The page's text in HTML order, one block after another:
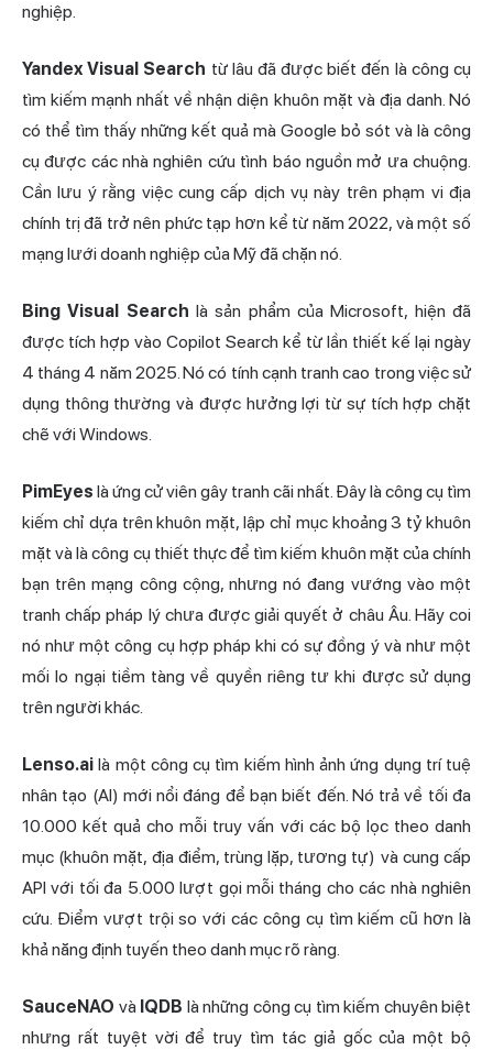
nghiệp.
Yandex Visual Search từ lâu đã được biết đến là công cụ
tìm kiếm mạnh nhất về nhận diện khuôn mặt và địa danh. Nó
có thể tìm thấy những kết quả mà Google bỏ sót và là công
cụ được các nhà nghiên cứu tình báo nguồn mở ưa chuộng.
Cần lưu ý rằng việc cung cấp dịch vụ này trên phạm vi địa
chính trị đã trở nên phức tạp hơn kể từ năm 2022, và một số
mạng lưới doanh nghiệp của Mỹ đã chặn nó.
Bing Visual Search là sản phẩm của Microsoft, hiện đã
được tích hợp vào Copilot Search kể từ lần thiết kế lại ngày
4 tháng 4 năm 2025. Nó có tính cạnh tranh cao trong việc sử
dụng thông thường và được hưởng lợi từ sự tích hợp chặt
chẽ với Windows.
PimEyes là ứng cử viên gây tranh cãi nhất. Đây là công cụ tìm
kiếm chỉ dựa trên khuôn mặt, lập chỉ mục khoảng 3 tỷ khuôn
mặt và là công cụ thiết thực để tìm kiếm khuôn mặt của chính
bạn trên mạng công cộng, nhưng nó đang vướng vào một
tranh chấp pháp lý chưa được giải quyết ở châu Âu. Hãy coi
nó như một công cụ hợp pháp khi có sự đồng ý và như một
mối lo ngại tiềm tàng về quyền riêng tư khi được sử dụng
trên người khác.
Lenso.ai là một công cụ tìm kiếm hình ảnh ứng dụng trí tuệ
nhân tạo (AI) mới nổi đáng để bạn biết đến. Nó trả về tối đa
10.000 kết quả cho mỗi truy vấn với các bộ lọc theo danh
mục (khuôn mặt, địa điểm, trùng lặp, tương tự) và cung cấp
API với tối đa 5.000 lượt gọi mỗi tháng cho các nhà nghiên
cứu. Điểm vượt trội so với các công cụ tìm kiếm cũ hơn là
khả năng định tuyến theo danh mục rõ ràng.
SauceNAO và IQDB là những công cụ tìm kiếm chuyên biệt
nhưng rất tuyệt vời để truy tìm tác giả gốc của một bộ